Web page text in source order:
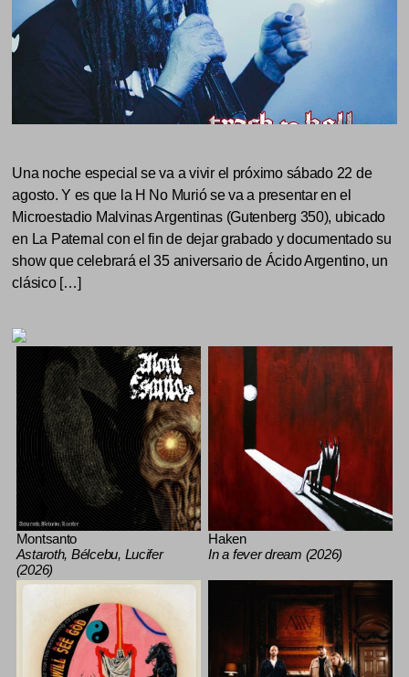
Una noche especial se va a vivir el próximo sábado 22 de
agosto. Y es que la H No Murió se va a presentar en el
Microestadio Malvinas Argentinas (Gutenberg 350), ubicado
en La Paternal con el fin de dejar grabado y documentado su
show que celebrará el 35 aniversario de Ácido Argentino, un
clásico […]
Montsanto
Astaroth, Bélcebu, Lucifer
(2026)
Haken
In a fever dream (2026)